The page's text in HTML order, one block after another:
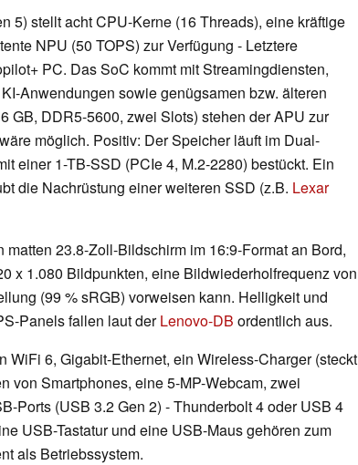
5) stellt acht CPU-Kerne (16 Threads), eine kräftige
NPU (50 TOPS) zur Verfügung - Letztere
PC. Das SoC kommt mit Streamingdiensten,
Anwendungen sowie genügsamen bzw. älteren
GB, DDR5-5600, zwei Slots) stehen der APU zur
möglich. Positiv: Der Speicher läuft im Dual-
einer 1-TB-SSD (PCIe 4, M.2-2280) bestückt. Ein
die Nachrüstung einer weiteren SSD (z.B. Lexar
23.8-Zoll-Bildschirm im 16:9-Format an Bord,
x 1.080 Bildpunkten, eine Bildwiederholfrequenz von
(99 % sRGB) vorweisen kann. Helligkeit und
Panels fallen laut derLenovo-DB ordentlich aus.
WiFi 6, Gigabit-Ethernet, ein Wireless-Charger (steckt
von Smartphones, eine 5-MP-Webcam, zwei
Ports (USB 3.2 Gen 2) - Thunderbolt 4 oder USB 4
USB-Tastatur und eine USB-Maus gehören zum
als Betriebssystem.